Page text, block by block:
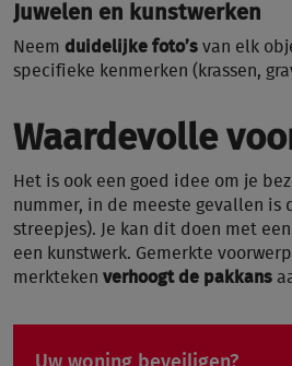
Juwelen en kunstwerken
Neem duidelijke foto’s van elk
specifieke kenmerken (krassen,
Waardevolle
Het is ook een goed idee om je
nummer, in de meeste gevallen is
streepjes). Je kan dit doen met
een kunstwerk. Gemerkte
merkteken verhoogt de pakkans